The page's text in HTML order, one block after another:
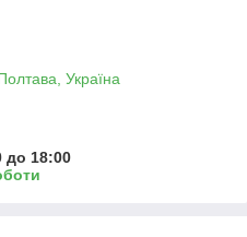
Україна
до 18:00